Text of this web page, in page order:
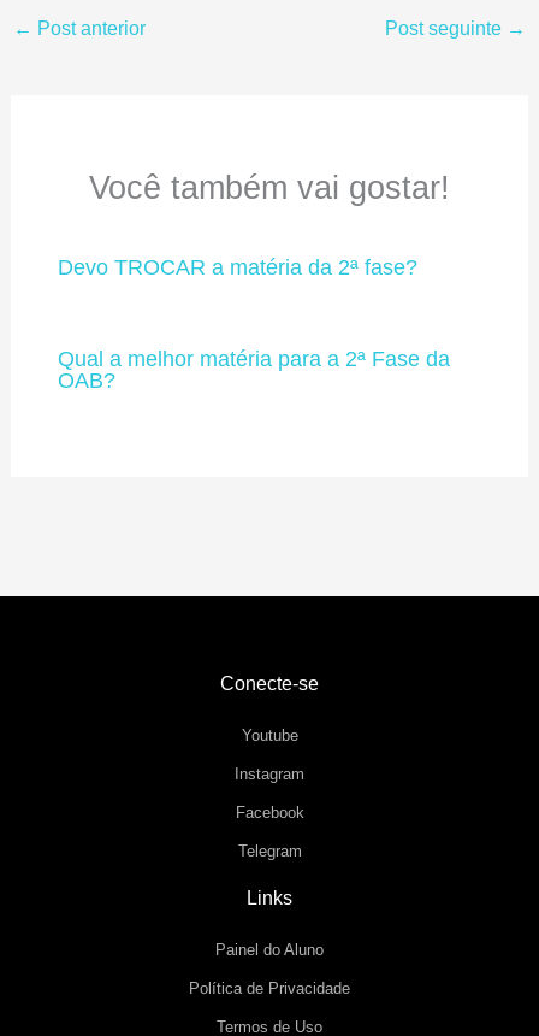
← Post anterior Post seguinte →
Você também vai gostar!
Devo TROCAR a matéria da 2ª fase?
Qual a melhor matéria para a 2ª Fase da
OAB?
Conecte-se
Youtube
Instagram
Facebook
Telegram
Links
Painel do Aluno
Política de Privacidade
Termos de Uso